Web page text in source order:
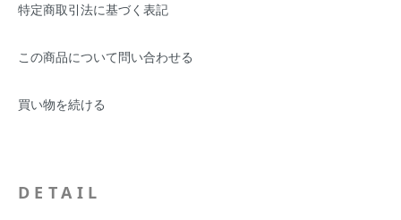
特定商取引法に基づく表記
この商品について問い合わせる
買い物を続ける
DETAIL